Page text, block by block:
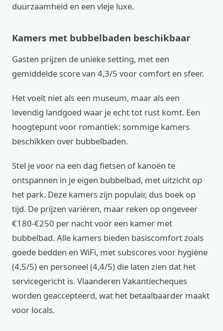
duurzaamheid en een vleje luxe.
Kamers met bubbelbaden beschikbaar
Gasten prijzen de unieke setting, met een
gemiddelde score van 4,3/5 voor comfort en sfeer.
Het voelt niet als een museum, maar als een
levendig landgoed waar je echt tot rust komt. Een
hoogtepunt voor romantiek: sommige kamers
beschikken over bubbelbaden.
Stel je voor na een dag fietsen of kanoën te
ontspannen in je eigen bubbelbad, met uitzicht op
het park. Deze kamers zijn populair, dus boek op
tijd. De prijzen variëren, maar reken op ongeveer
€180-€250 per nacht voor een kamer met
bubbelbad. Alle kamers bieden basiscomfort zoals
goede bedden en WiFi, met subscores voor hygiëne
(4,5/5) en personeel (4,4/5) die laten zien dat het
servicegericht is. Vlaanderen Vakantiecheques
worden geaccepteerd, wat het betaalbaarder maakt
voor locals.